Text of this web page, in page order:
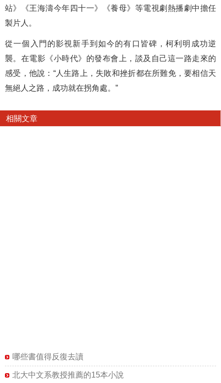
站》《王海濤今年四十一》《養母》等電視劇熱播劇中擔任
製片人。
從一個入門的影視新手到如今的有口皆碑，柯利明成功逆
襲。在電影《小時代》的發布會上，談及自己這一路走來的
感受，他說：“人生路上，失敗和挫折都在所難免，要相信天
無絕人之路，成功就在拐角處。”
相關文章
哪些書值得反復去讀
北大中文系教授推薦的15本小說